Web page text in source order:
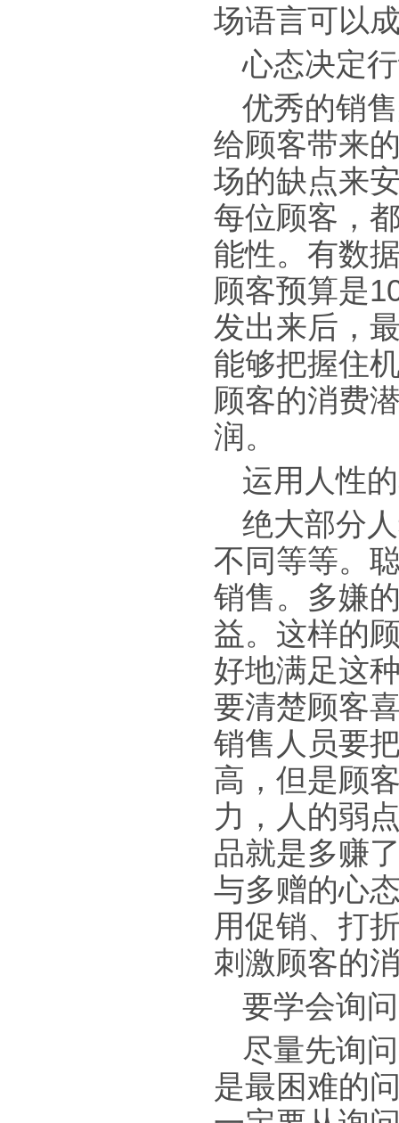
场语言可以
心态决定
优秀的销
给顾客带来
场的缺点来
每位顾客，
能性。有数
顾客预算是
发出来后，
能够把握住
顾客的消费
润。
运用人性
绝大部分
不同等等。
销售。多嫌
益。这样的
好地满足这
要清楚顾客
销售人员要
高，但是顾
力，人的弱
品就是多赚
与多赠的心
用促销、打
刺激顾客的
要学会询问
尽量先询
是最困难的